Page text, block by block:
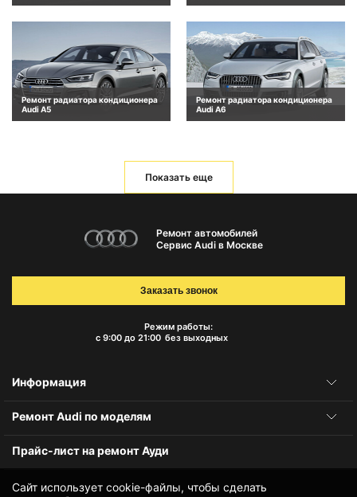
Ремонт радиатора кондиционера
Audi A5
Ремонт радиатора кондиционера
Audi A6
Показать еще
Сайт использует cookie-файлы, чтобы сделать
Ремонт автомобилей
Сервис Audi в Москве
Режим работы:
с 9:00 до 21:00 без выходных
Заказать звонок
Информация
Ремонт Audi по моделям
Прайс-лист на ремонт Ауди